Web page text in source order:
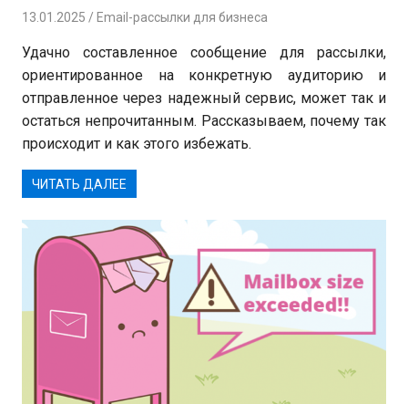
13.01.2025 Андрей
Email-рассылки для бизнеса
Удачно составленное сообщение для рассылки,
ориентированное на конкретную аудиторию и
отправленное через надежный сервис, может так и
остаться непрочитанным. Рассказываем, почему так
происходит и как этого избежать.
ЧИТАТЬ ДАЛЕЕ